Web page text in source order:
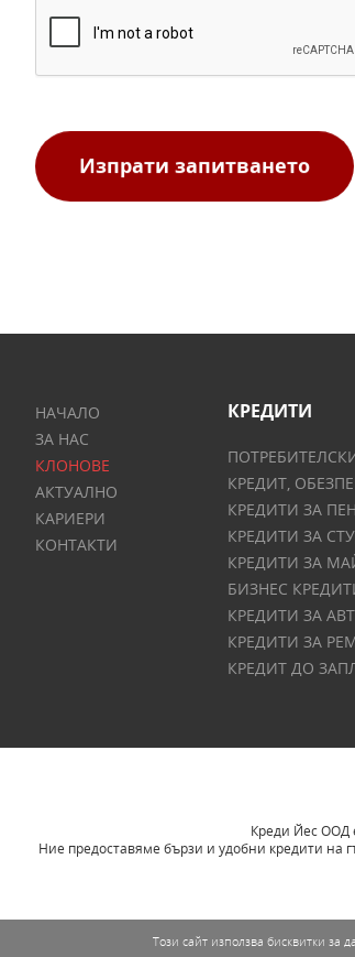
Изпрати запитването
НАЧАЛО
ЗА НАС
КЛОНОВЕ
АКТУАЛНО
КАРИЕРИ
КОНТАКТИ
КРЕДИТИ
КРЕДИТ,
КРЕДИТИ ЗА
КРЕДИТИ ЗА
КРЕДИТИ ЗА
БИЗНЕС
КРЕДИТИ ЗА
КРЕДИТИ ЗА
КРЕДИТ ДО
Креди Йес ООД
Ние предоставяме бързи и удобни кредити на
Този сайт използва бисквитки за